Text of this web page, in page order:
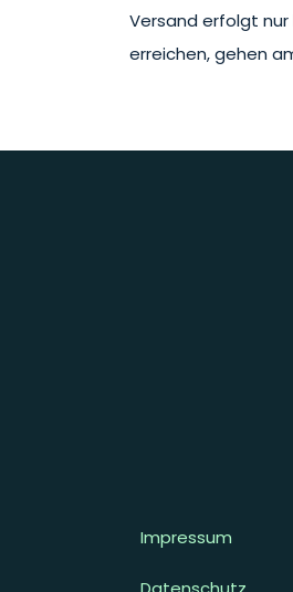
Versand erfolgt
erreichen, gehen
Impressum